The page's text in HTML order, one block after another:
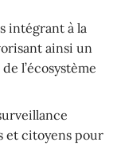
intégrant à la
ainsi un
l’écosystème
et citoyens pour